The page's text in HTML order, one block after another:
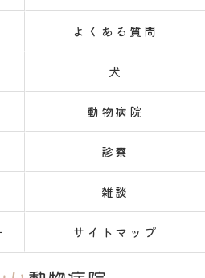
よくある質問
犬
動物病院
診察
雑談
サイトマップ